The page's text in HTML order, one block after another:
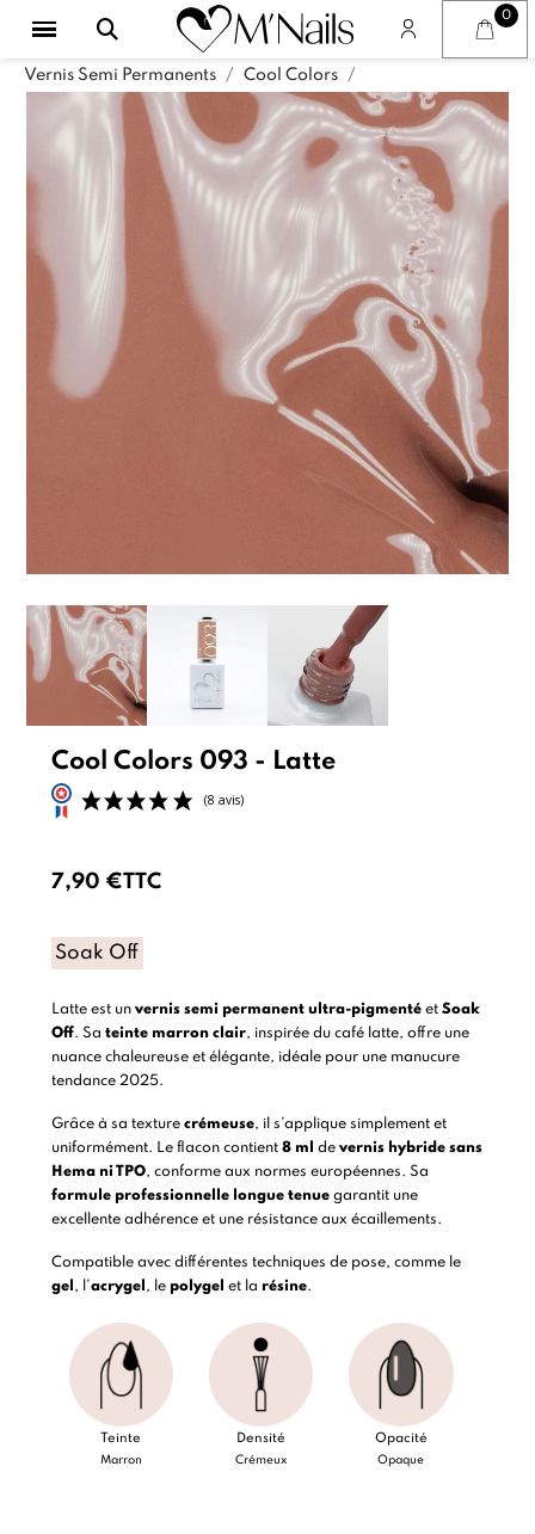
Vernis Semi Permanents Cool Colors
Cool Colors 093 - Latte
7,90 €TTC
Soak Off
Latte est un vernis semi permanent ultra-pigmentéet Soak
Off. Sa teinte marron clair, inspirée du café latte, offre une
nuance chaleureuse et élégante, idéale pour une manucure
tendance 2025.
Grâce à sa texture crémeuse, il s’applique simplement et
uniformément. Le flacon contient 8 ml de vernis hybride sans
Hema ni TPO, conforme aux normes européennes. Sa
formule professionnelle longue tenuegarantit une
excellente adhérence et une résistance aux écaillements.
Compatible avec différentes techniques de pose, comme le
gel , l’acrygel , le polygel et la résine.
Teinte
Marron
Densité
Crémeux
Opacité
Opaque